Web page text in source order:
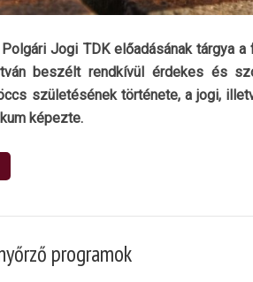
Jogi TDK előadásának tárgya
beszélt rendkívül érdekes és
születésének története, a jogi,
képezte.
programok